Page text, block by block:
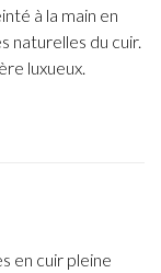
à la main en
naturelles du cuir.
luxueux.
en cuir pleine